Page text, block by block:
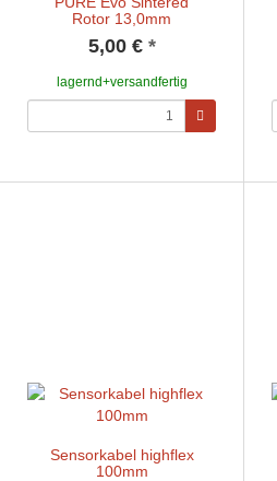
Rotor 13,0mm
5,00 € *
lagernd+versandfertig
Sensorkabel highflex
100mm